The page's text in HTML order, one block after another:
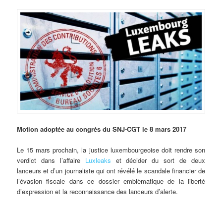
Motionadoptée au congrés du SNJ-CGT le 8 mars 2017
Le 15 mars prochain, la justice luxembourgeoise doit rendre son
verdict dans l’affaire Luxleaks et décider du sort de deux
lanceurs et d’un journaliste qui ont révélé le scandale financier de
l’évasion fiscale dans ce dossier emblèmatique de la liberté
d’expression et la reconnaissance des lanceurs d’alerte.